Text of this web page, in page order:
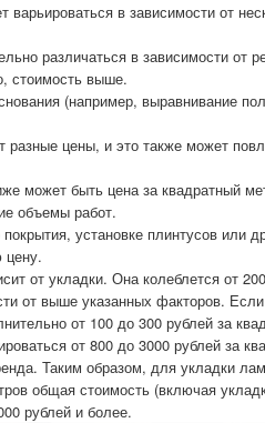
в зависимости от
различаться в зависимости от
стоимость выше.
(например, выравнивание
цены, и это также может
может быть цена за квадратный
объемы работ.
установке плинтусов или
цену.
от укладки. Она колеблется от
от выше указанных факторов.
от 100 до 300 рублей за
от 800 до 3000 рублей за
Таким образом, для укладки
общая стоимость (включая
рублей и более.